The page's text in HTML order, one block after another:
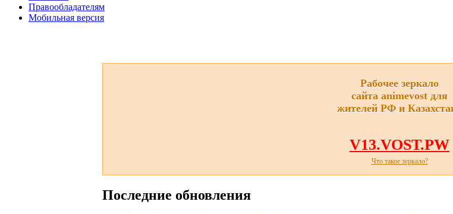
Правообладателям
Мобильная версия
Рабочее зеркало
сайта animevost для
жителей РФ и
V13.VOST.PW
Что такое зеркало?
Последние обновления